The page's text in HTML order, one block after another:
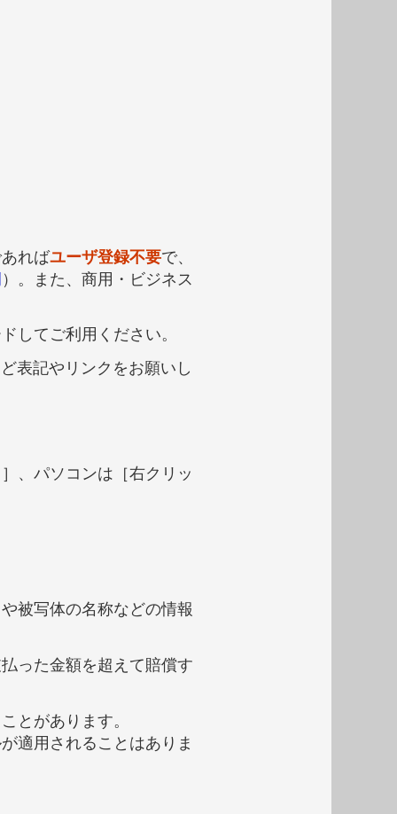
ればユーザ登録不要で、
）。また、商用・ビジネス
してご利用ください。
表記やリンクをお願いし
、パソコンは［右クリッ
被写体の名称などの情報
った金額を超えて賠償す
とがあります。
適用されることはありま